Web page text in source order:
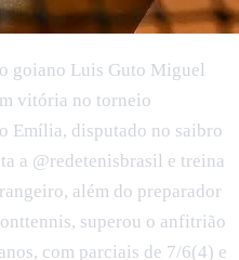
goiano Luis Guto Miguel
vitória no torneio
Emília, disputado no saibro
a @redetenisbrasil e treina
além do preparador
superou o anfitrião
com parciais de 7/6(4) e